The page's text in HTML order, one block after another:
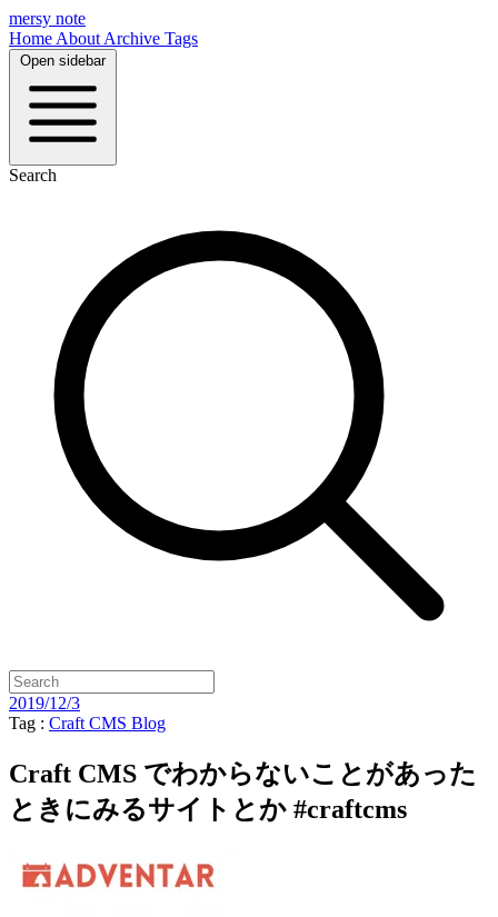
mersy note
Home About Archive Tags
Open sidebar
Search
2019/12/3
Tag : Craft CMS Blog
Craft CMS でわからないことがあった
ときにみるサイトとか #craftcms